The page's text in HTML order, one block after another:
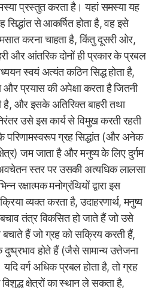
प्रस्तुत करता है। यहां समस्या यह
से आकर्षित होता है, वह इसे
करना चाहता है, किंतु दूसरी ओर,
और आंतरिक दोनों ही प्रकार के प्रबल
स्वयं अत्यंत कठिन सिद्ध होता है,
प्रयास की अपेक्षा करता है जितनी
है, और इसके अतिरिक्त बाहरी तथा
उसे इस कार्य से विमुख करती रहती
ग्रह सिद्धांत (और अनेक
जम जाता है और मनुष्य के लिए दुर्गम
अवचेतन स्तर पर उसकी अत्यधिक लालसा
रक्षात्मक मनोग्रंथियों द्वारा इस
व्यक्त करता है, उदाहरणार्थ, मनुष्य
तंत्र विकसित हो जाते हैं जो उसे
हैं जो ग्रह को सक्रिय करती हैं,
होते हैं (जैसे सामान्य उत्तेजना
वर्ग अधिक प्रबल होता है, तो ग्रह
विशुद्ध क्षेत्रों का स्थान ले सकता है,